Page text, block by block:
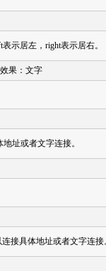
示居左，right表示居右。
效果：文字
址或者文字连接。
接具体地址或者文字连接